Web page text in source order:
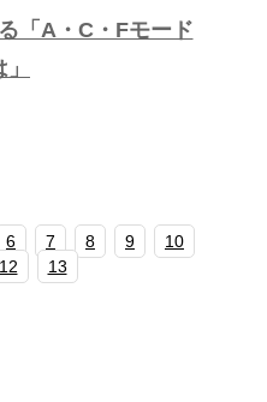
「A・C・Fモード
6 7 8 9
10
12 13